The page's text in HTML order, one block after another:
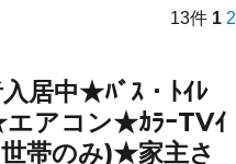
13件 1 2
居中★ﾊﾞｽ・ﾄｲﾚ
アコン★ｶﾗｰTVｲ
帯のみ)★家主さ